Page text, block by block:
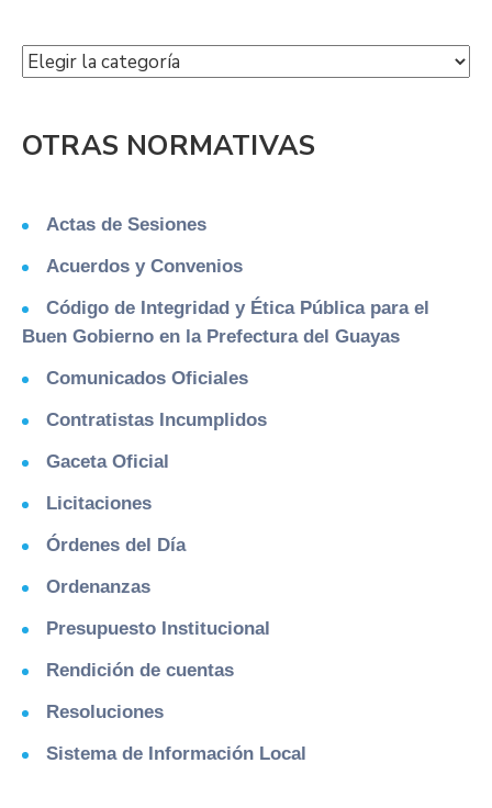
OTRAS NORMATIVAS
Actas de Sesiones
Acuerdos y Convenios
Código de Integridad y Ética Pública para el
Buen Gobierno en la Prefectura del Guayas
Comunicados Oficiales
Contratistas Incumplidos
Gaceta Oficial
Licitaciones
Órdenes del Día
Ordenanzas
Presupuesto Institucional
Rendición de cuentas
Resoluciones
Sistema de Información Local